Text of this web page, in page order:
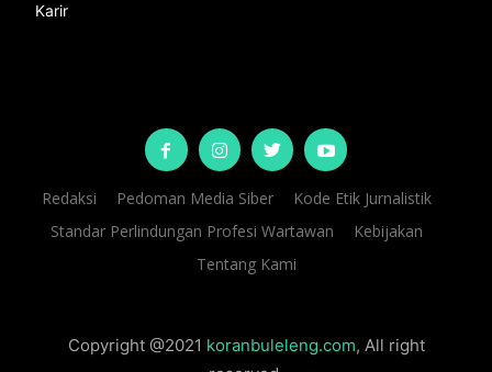
Karir
Redaksi Pedoman Media Siber
Kode Etik Jurnalistik
Standar Perlindungan Profesi Wartawan
Kebijakan
Tentang Kami
Copyright @2021 koranbuleleng.com, All right